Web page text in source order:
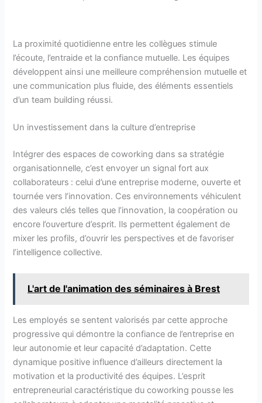
La proximité quotidienne entre les collègues stimule
l’écoute, l’entraide et la confiance mutuelle. Les équipes
développent ainsi une meilleure compréhension mutuelle et
une communication plus fluide, des éléments essentiels
d’un team building réussi.
Un investissement dans la culture d’entreprise
Intégrer des espaces de coworking dans sa stratégie
organisationnelle, c’est envoyer un signal fort aux
collaborateurs : celui d’une entreprise moderne, ouverte et
tournée vers l’innovation. Ces environnements véhiculent
des valeurs clés telles que l’innovation, la coopération ou
encore l’ouverture d’esprit. Ils permettent également de
mixer les profils, d’ouvrir les perspectives et de favoriser
l’intelligence collective.
L'art de l'animation des séminaires à Brest
Les employés se sentent valorisés par cette approche
progressive qui démontre la confiance de l’entreprise en
leur autonomie et leur capacité d’adaptation. Cette
dynamique positive influence d’ailleurs directement la
motivation et la productivité des équipes. L’esprit
entrepreneurial caractéristique du coworking pousse les